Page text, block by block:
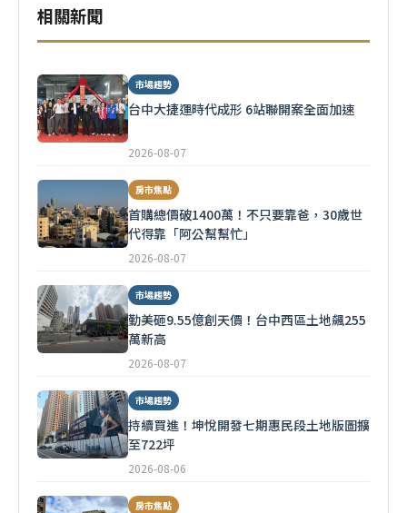
相關新聞
市場趨勢
台中大捷運時代成形 6站聯開案全面加速
2026-08-07
房市焦點
首購總價破1400萬！不只要靠爸，30歲世
代得靠「阿公幫幫忙」
2026-08-07
市場趨勢
勤美砸9.55億創天價！台中西區土地飆255
萬新高
2026-08-07
市場趨勢
持續買進！坤悅開發七期惠民段土地版圖擴
至722坪
2026-08-06
房市焦點